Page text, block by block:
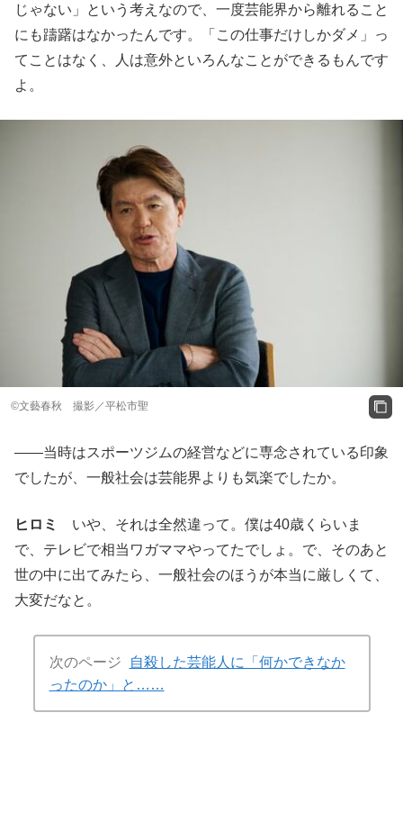
じゃない」という考えなので、一度芸能界から離れること
にも躊躇はなかったんです。「この仕事だけしかダメ」っ
てことはなく、人は意外といろんなことができるもんです
よ。
©文藝春秋 撮影／平松市聖
――当時はスポーツジムの経営などに専念されている印象
でしたが、一般社会は芸能界よりも気楽でしたか。
ヒロミ
いや、それは全然違って。僕は40歳くらいま
で、テレビで相当ワガママやってたでしょ。で、そのあと
世の中に出てみたら、一般社会のほうが本当に厳しくて、
大変だなと。
次のページ
自殺した芸能人に「何かできなか
ったのか」と……